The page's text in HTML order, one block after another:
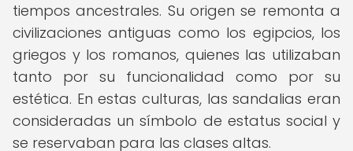
tiempos ancestrales. Su origen se remonta a
civilizaciones antiguas como los egipcios, los
griegos y los romanos, quienes las utilizaban
tanto por su funcionalidad como por su
estética. En estas culturas, las sandalias eran
consideradas un símbolo de estatus social y
se reservaban para las clases altas.